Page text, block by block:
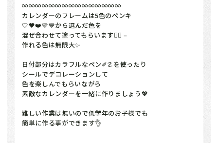
∞∞∞∞∞∞∞∞∞∞∞∞∞∞∞
カレンダーのフレームは5色のペンキ
🤍🖤❤️💛💙から選んだ色を
混ぜ合わせて塗ってもらいます👍🏻 –
作れる色は無限大✨
日付部分はカラフルなペン✐☡を使ったり
シールでデコレーションして
色を楽しんでもらいながら
素敵なカレンダーを一緒に作りましょう💖
難しい作業は無いので低学年のお子様でも
簡単に作る事ができます👌